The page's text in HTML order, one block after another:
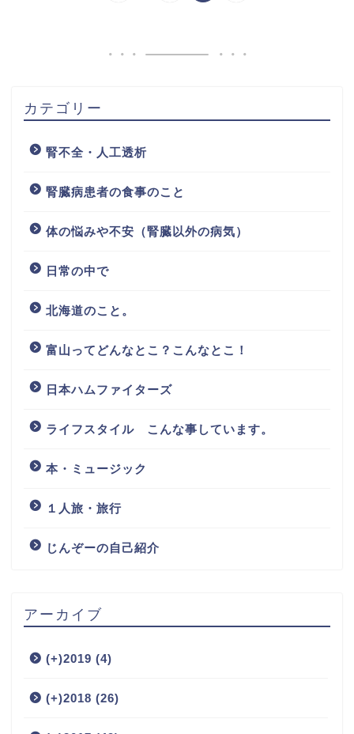
カテゴリー
腎不全・人工透析
腎臓病患者の食事のこと
体の悩みや不安（腎臓以外の病気）
日常の中で
北海道のこと。
富山ってどんなとこ？こんなとこ！
日本ハムファイターズ
ライフスタイル こんな事しています。
本・ミュージック
１人旅・旅行
じんぞーの自己紹介
アーカイブ
(+)2019 (4)
(+)2018 (26)